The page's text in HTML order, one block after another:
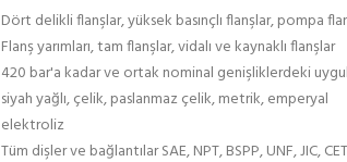
Dört delikli flanşlar, yüksek basınçlı flanşlar, pompa
Flanş yarımları, tam flanşlar, vidalı ve kaynaklı flanşlar
420 bar'a kadar ve ortak nominal genişliklerdeki
siyah yağlı, çelik, paslanmaz çelik, metrik, emperyal
elektroliz
Tüm dişler ve bağlantılar SAE, NPT, BSPP, UNF, JIC,